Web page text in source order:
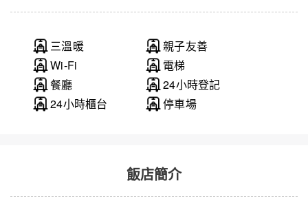
三溫暖
親子友善
Wi-Fi
電梯
餐廳
24小時登記
24小時櫃台
停車場
飯店簡介